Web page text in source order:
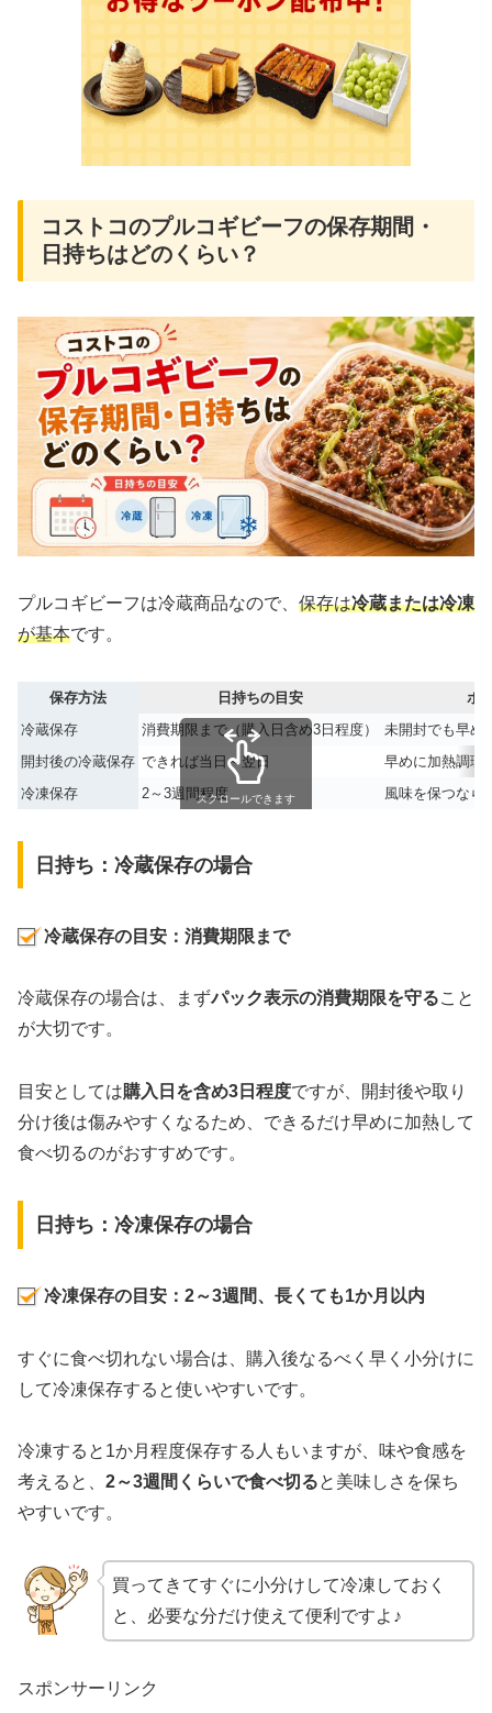
コストコのプルコギビーフの保存期間・
日持ちはどのくらい？
プルコギビーフは冷蔵商品なので、 保存は冷蔵または冷凍
が基本です。
保存方法 日持ちの目安
ポ
冷蔵保存
消費期限まで（購入日含め3日程度）
未開封でも早め
開封後の冷蔵保存 できれば当日～翌日
早めに加熱調理
冷凍保存
2～3週間程度 風味を保つなら
スクロールできます
日持ち：冷蔵保存の場合
冷蔵保存の目安：消費期限まで
冷蔵保存の場合は、まずパック表示の消費期限を守ること
が大切です。
目安としては購入日を含め3日程度ですが、開封後や取り
分け後は傷みやすくなるため、できるだけ早めに加熱して
食べ切るのがおすすめです。
日持ち：冷凍保存の場合
冷凍保存の目安：2～3週間、長くても1か月以内
すぐに食べ切れない場合は、購入後なるべく早く小分けに
して冷凍保存すると使いやすいです。
冷凍すると1か月程度保存する人もいますが、味や食感を
考えると、 2～3週間くらいで食べ切ると美味しさを保ち
やすいです。
買ってきてすぐに小分けして冷凍しておく
と、必要な分だけ使えて便利ですよ♪
スポンサーリンク